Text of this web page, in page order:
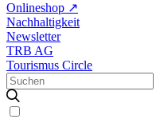
Onlineshop ↗
Nachhaltigkeit
Newsletter
TRB AG
Tourismus Circle